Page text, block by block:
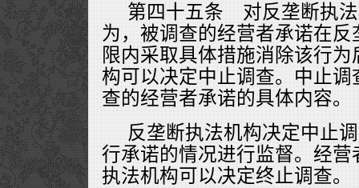
第四十五条 对反垄断执
为，被调查的经营者承诺在
限内采取具体措施消除该行
构可以决定中止调查。中止
查的经营者承诺的具体内容。
反垄断执法机构决定中止
行承诺的情况进行监督。经
执法机构可以决定终止调查。